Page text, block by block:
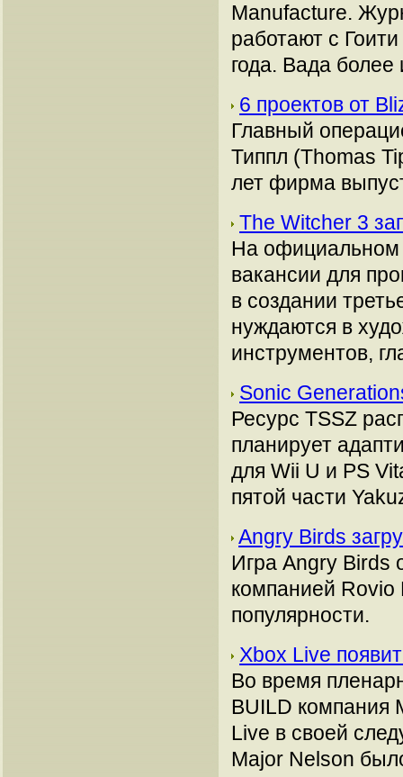
Manufacture.
работают с
года. Вада более
6 проектов от
Главный
Типпл (Thomas
лет фирма
The Witcher 3
На официальном
вакансии для
в создании
нуждаются в
инструментов,
Sonic
Ресурс TSSZ
планирует
для Wii U и PS
пятой части
Angry Birds
Игра Angry Birds
компанией Rovio
популярности.
Xbox Live
Во время
BUILD компания
Live в своей
Major Nelson